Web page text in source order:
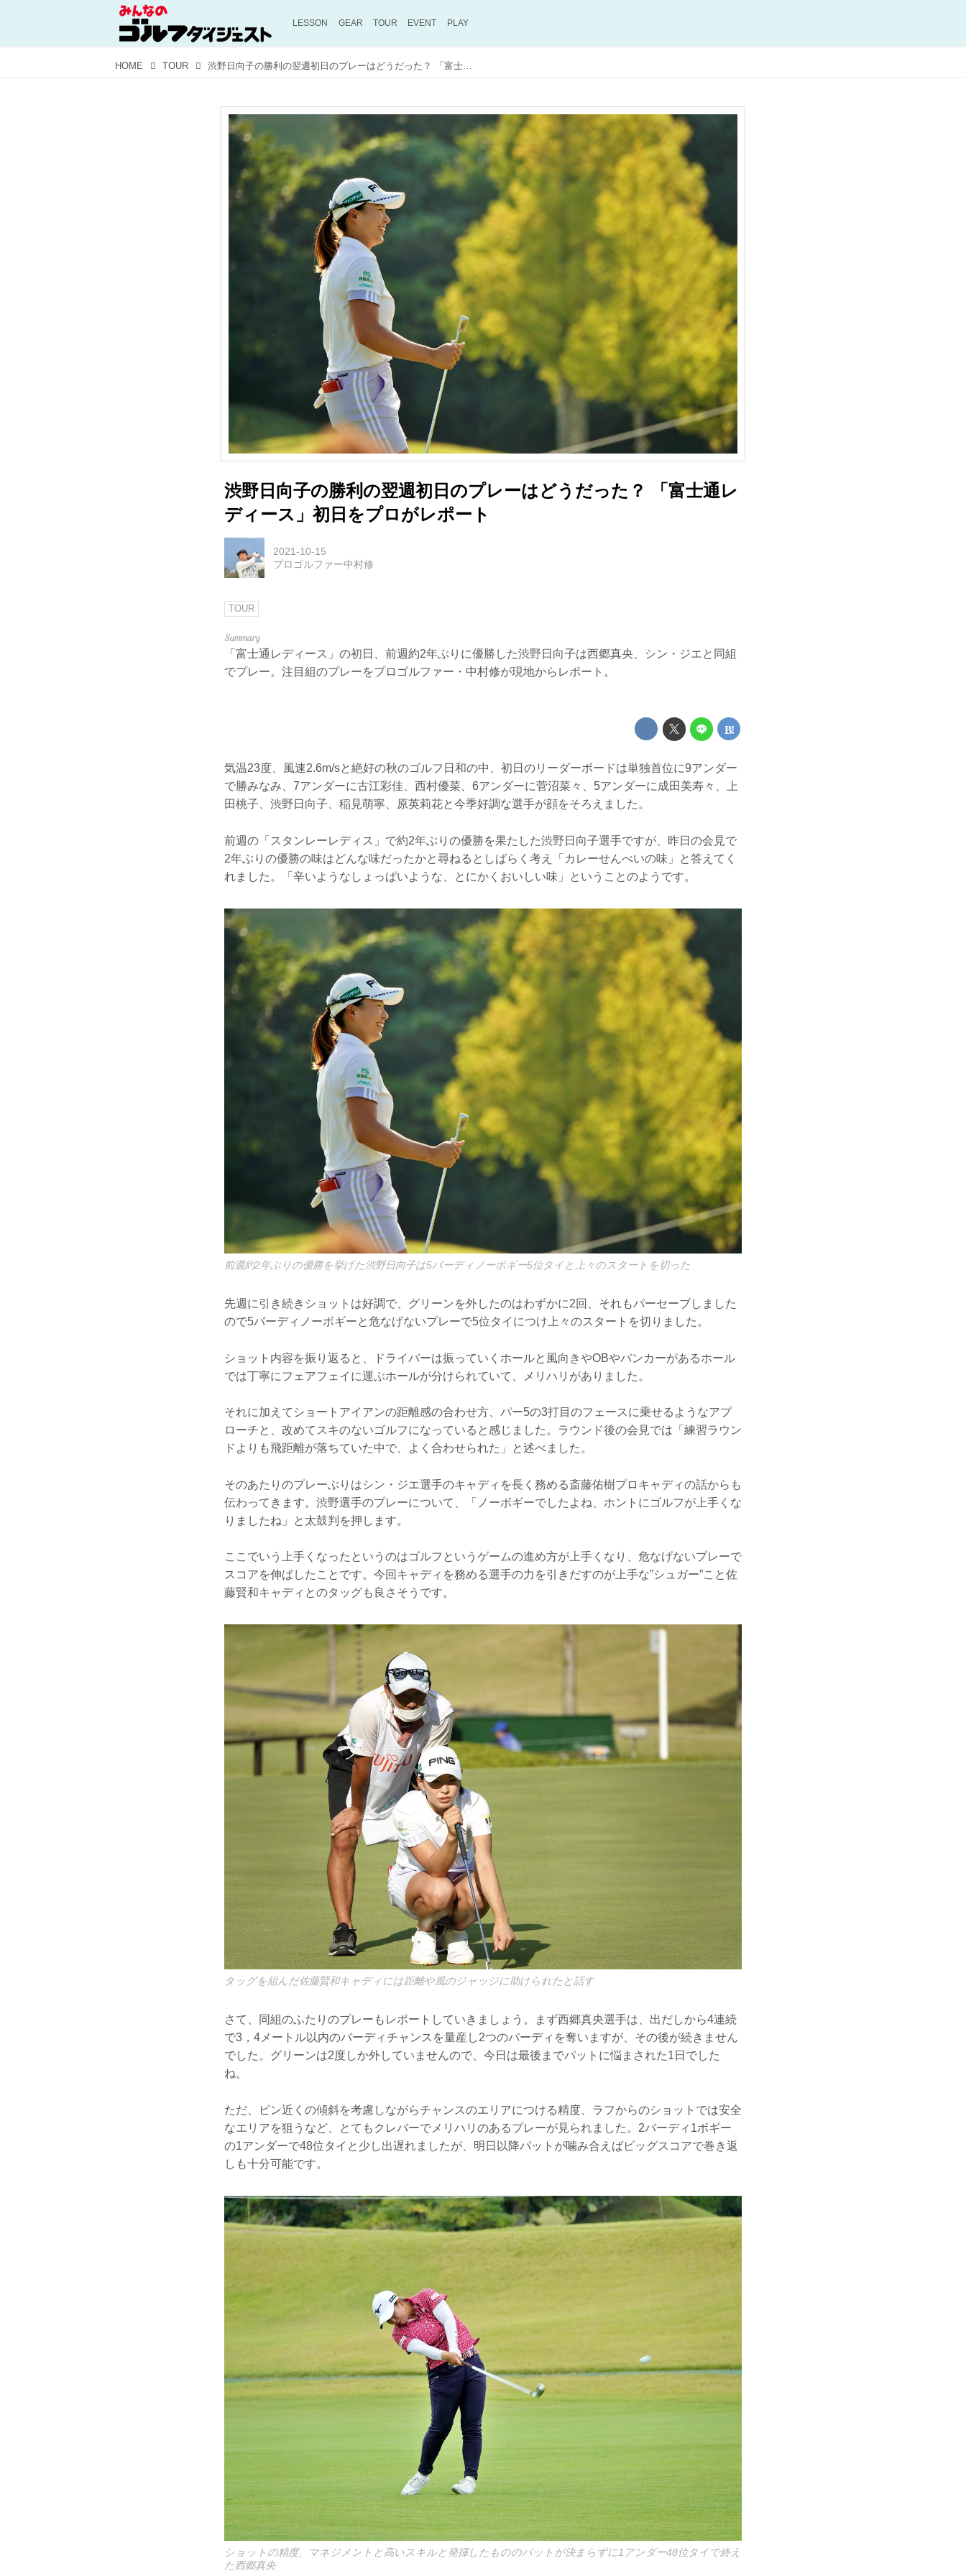
LESSON GEAR TOUR EVENT PLAY
HOME TOUR 渋野日向子の勝利の翌週初日のプレーはどうだった？ 「富士通レディース」初日をプロがレポート
渋野日向子の勝利の翌週初日のプレーはどうだった？ 「富士通レ
ディース」初日をプロがレポート
2021-10-15
プロゴルファー中村修
TOUR
「富士通レディース」の初日、前週約2年ぶりに優勝した渋野日向子は西郷真央、シン・ジエと同組
でプレー。注目組のプレーをプロゴルファー・中村修が現地からレポート。
気温23度、風速2.6m/sと絶好の秋のゴルフ日和の中、初日のリーダーボードは単独首位に9アンダー
で勝みなみ、7アンダーに古江彩佳、西村優菜、6アンダーに菅沼菜々、5アンダーに成田美寿々、上
田桃子、渋野日向子、稲見萌寧、原英莉花と今季好調な選手が顔をそろえました。
前週の「スタンレーレディス」で約2年ぶりの優勝を果たした渋野日向子選手ですが、昨日の会見で
2年ぶりの優勝の味はどんな味だったかと尋ねるとしばらく考え「カレーせんべいの味」と答えてく
れました。「辛いようなしょっぱいような、とにかくおいしい味」ということのようです。
前週約2年ぶりの優勝を挙げた渋野日向子は5バーディノーボギー5位タイと上々のスタートを切った
先週に引き続きショットは好調で、グリーンを外したのはわずかに2回、それもパーセーブしました
ので5バーディノーボギーと危なげないプレーで5位タイにつけ上々のスタートを切りました。
ショット内容を振り返ると、ドライバーは振っていくホールと風向きやOBやバンカーがあるホール
では丁寧にフェアフェイに運ぶホールが分けられていて、メリハリがありました。
それに加えてショートアイアンの距離感の合わせ方、パー5の3打目のフェースに乗せるようなアプ
ローチと、改めてスキのないゴルフになっていると感じました。ラウンド後の会見では「練習ラウン
ドよりも飛距離が落ちていた中で、よく合わせられた」と述べました。
そのあたりのプレーぶりはシン・ジエ選手のキャディを長く務める斎藤佑樹プロキャディの話からも
伝わってきます。渋野選手のプレーについて、「ノーボギーでしたよね、ホントにゴルフが上手くな
りましたね」と太鼓判を押します。
ここでいう上手くなったというのはゴルフというゲームの進め方が上手くなり、危なげないプレーで
スコアを伸ばしたことです。今回キャディを務める選手の力を引きだすのが上手な”シュガー”こと佐
藤賢和キャディとのタッグも良さそうです。
タッグを組んだ佐藤賢和キャディには距離や風のジャッジに助けられたと話す
さて、同組のふたりのプレーもレポートしていきましょう。まず西郷真央選手は、出だしから4連続
で3，4メートル以内のバーディチャンスを量産し2つのバーディを奪いますが、その後が続きません
でした。グリーンは2度しか外していませんので、今日は最後までパットに悩まされた1日でした
ね。
ただ、ピン近くの傾斜を考慮しながらチャンスのエリアにつける精度、ラフからのショットでは安全
なエリアを狙うなど、とてもクレバーでメリハリのあるプレーが見られました。2バーディ1ボギー
の1アンダーで48位タイと少し出遅れましたが、明日以降パットが噛み合えばビッグスコアで巻き返
しも十分可能です。
ショットの精度、マネジメントと高いスキルと発揮したもののパットが決まらずに1アンダー48位タイで終え
た西郷真央